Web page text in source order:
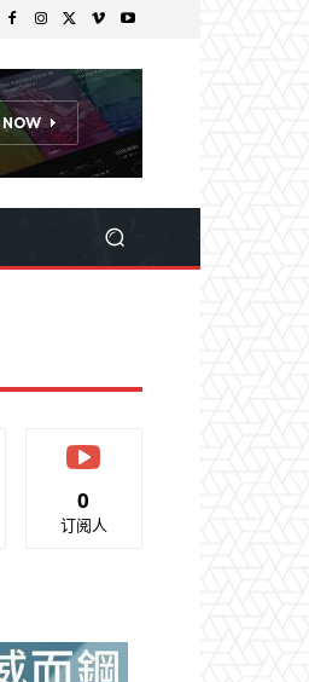
0
订阅人